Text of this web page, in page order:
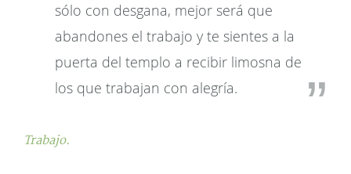
sólo con desgana, mejor será que
abandones el trabajo y te sientes a la
puerta del templo a recibir limosna de
los que trabajan con alegría.
Trabajo.